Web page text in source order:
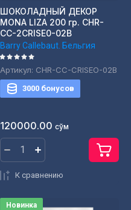
ШОКОЛАДНЫЙ ДЕКОР
MONA LIZA 200 гр. CHR-
CC-2CRISE0-02B
Barry Callebaut. Бельгия
Артикул: CHR-CC-CRISEO-02B
3000 бонусов
120000.00 сўм
К сравнению
Новинка